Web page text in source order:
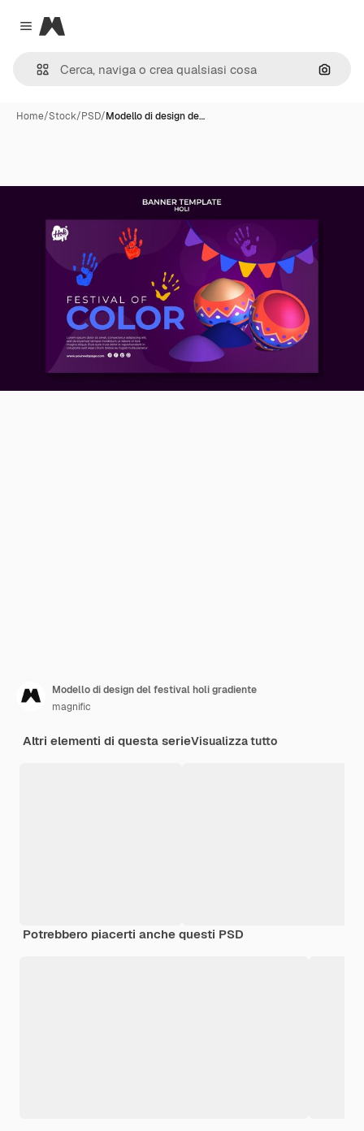
Close menu
Magnific
Cerca
Home/Stock/PSD/Modello di design de…
Modello di design del festival holi gradiente
magnific
Altri elementi di questa serieVisualizza tutto
Potrebbero piacerti anche questi PSD